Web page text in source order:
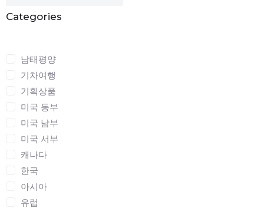
Categories
남태평양
기차여행
기획상품
미국 동부
미국 남부
미국 서부
캐나다
한국
아시아
유럽